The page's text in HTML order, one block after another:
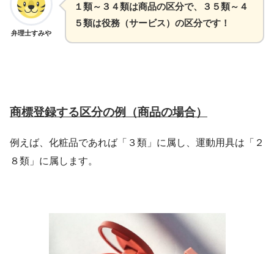
弁理士すみや
１類～３４類は商品の区分で、３５類～４
５類は役務（サービス）の区分です！
商標登録する区分の例（商品の場合）
例えば、化粧品であれば「３類」に属し、運動用具は「２
８類」に属します。